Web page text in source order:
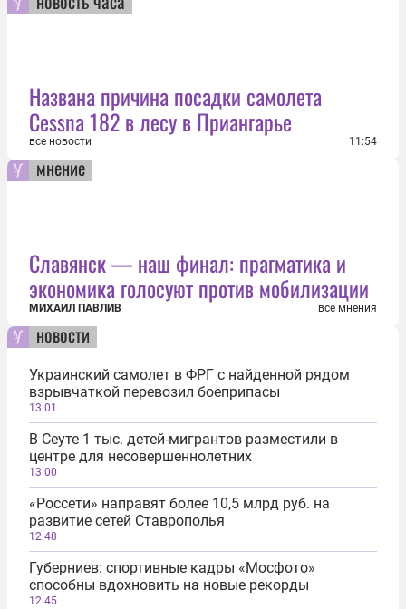
Названа причина посадки самолета
Cessna 182 в лесу в Приангарье
все новости 11:54
мнение
Славянск — наш финал: прагматика и
экономика голосуют против мобилизации
МИХАИЛ ПАВЛИВ все мнения
новости
Украинский самолет в ФРГ с найденной рядом
взрывчаткой перевозил боеприпасы
13:01
В Сеуте 1 тыс. детей-мигрантов разместили в
центре для несовершеннолетних
13:00
«Россети» направят более 10,5 млрд руб. на
развитие сетей Ставрополья
12:48
Губерниев: спортивные кадры «Мосфото»
способны вдохновить на новые рекорды
12:45